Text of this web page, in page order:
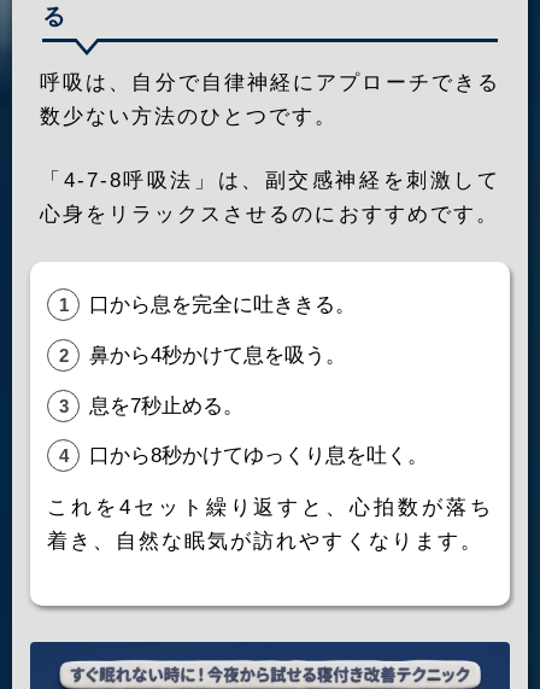
る
呼吸は、自分で自律神経にアプローチできる
数少ない方法のひとつです。
「4-7-8呼吸法」は、副交感神経を刺激して
心身をリラックスさせるのにおすすめです。
口から息を完全に吐ききる。
鼻から4秒かけて息を吸う。
息を7秒止める。
口から8秒かけてゆっくり息を吐く。
これを4セット繰り返すと、心拍数が落ち
着き、自然な眠気が訪れやすくなります。